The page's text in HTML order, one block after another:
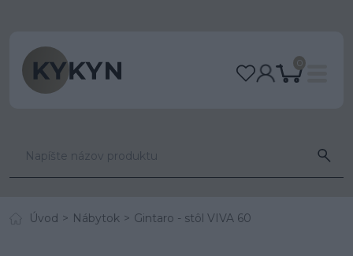
0
Úvod Nábytok Gintaro - stôl VIVA 60